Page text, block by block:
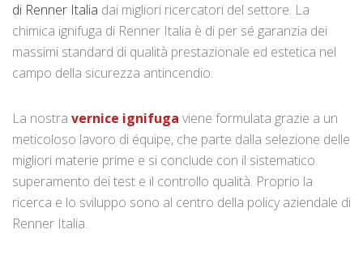
di Renner Italia dai migliori ricercatori del settore. La
chimica ignifuga di Renner Italia è di per sé garanzia dei
massimi standard di qualità prestazionale ed estetica nel
campo della sicurezza antincendio.
La nostra vernice ignifuga viene formulata grazie a un
meticoloso lavoro di équipe, che parte dalla selezione delle
migliori materie prime e si conclude con il sistematico
superamento dei test e il controllo qualità. Proprio la
ricerca e lo sviluppo sono al centro della policy aziendale di
Renner Italia.